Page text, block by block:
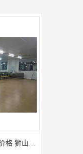
佛山更合镇食堂消杀公司电话 南海消杀